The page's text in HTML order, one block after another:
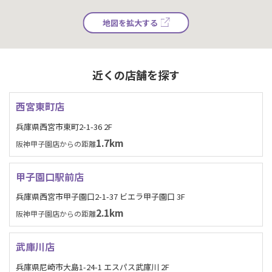
地図を拡大する
近くの店舗を探す
西宮東町店
兵庫県西宮市東町2-1-36 2F
阪神甲子園店からの距離1.7km
甲子園口駅前店
兵庫県西宮市甲子園口2-1-37 ビエラ甲子園口 3F
阪神甲子園店からの距離2.1km
武庫川店
兵庫県尼崎市大島1-24-1 エスパス武庫川 2F